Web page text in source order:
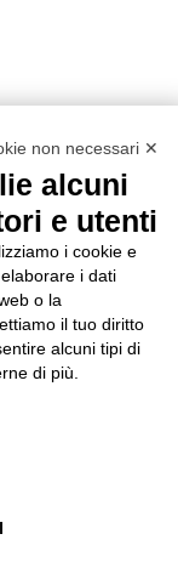
non necessari ✕
alcuni
e utenti
i cookie e
i dati
o la
il tuo diritto
alcuni tipi di
di più.